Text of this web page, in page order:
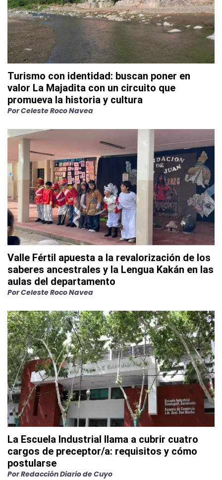
Turismo con identidad: buscan poner en
valor La Majadita con un circuito que
promueva la historia y cultura
PorCeleste Roco Navea
Valle Fértil apuesta a la revalorización de los
saberes ancestrales y la Lengua Kakán en las
aulas del departamento
PorCeleste Roco Navea
La Escuela Industrial llama a cubrir cuatro
cargos de preceptor/a: requisitos y cómo
postularse
PorRedacción Diario de Cuyo